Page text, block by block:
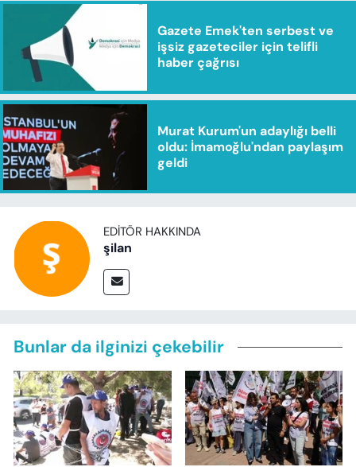
Gazete Emek'ten serbest ve
işsiz gazeteciler için telifli
haber çağrısı
Murat Kurum'un adaylığı belli
oldu: İmamoğlu'ndan paylaşım
geldi
EDITÖR HAKKINDA
şilan
Bunlar da ilginizi çekebilir